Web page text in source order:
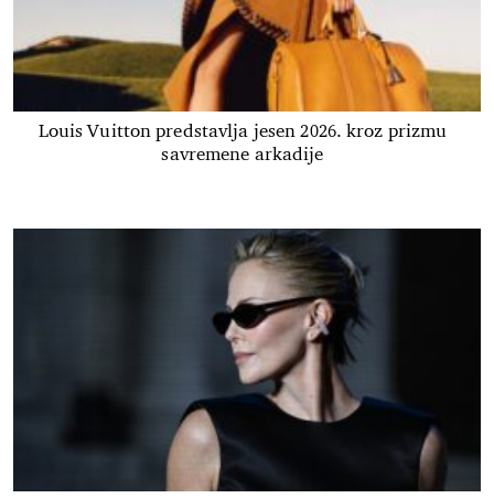
Louis Vuitton predstavlja jesen 2026. kroz prizmu
savremene arkadije